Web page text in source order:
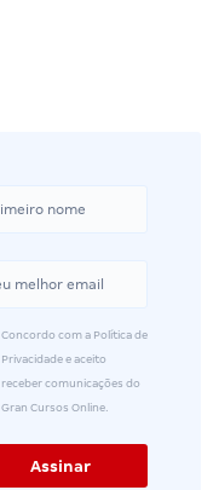
Concordo com a Política de
Privacidade e aceito
receber comunicações do
Gran Cursos Online.